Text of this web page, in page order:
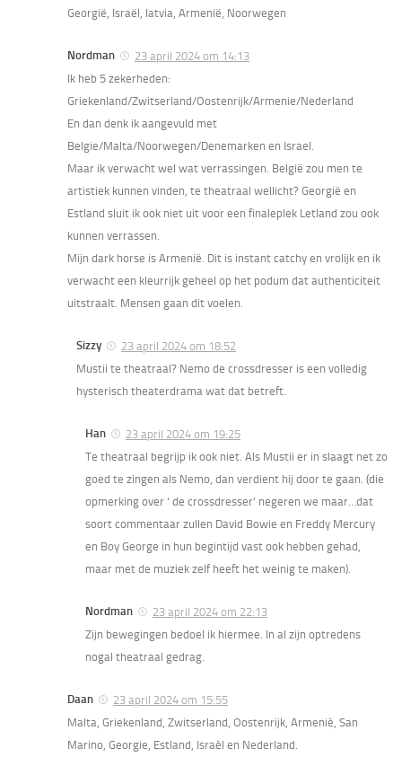
Georgië, Israël, latvia, Armenië, Noorwegen
Nordman
23 april 2024 om 14:13
Ik heb 5 zekerheden:
Griekenland/Zwitserland/Oostenrijk/Armenie/Nederland
En dan denk ik aangevuld met
Belgie/Malta/Noorwegen/Denemarken en Israel.
Maar ik verwacht wel wat verrassingen. België zou men te
artistiek kunnen vinden, te theatraal wellicht? Georgië en
Estland sluit ik ook niet uit voor een finaleplek Letland zou ook
kunnen verrassen.
Mijn dark horse is Armenië. Dit is instant catchy en vrolijk en ik
verwacht een kleurrijk geheel op het podum dat authenticiteit
uitstraalt. Mensen gaan dit voelen.
Sizzy
23 april 2024 om 18:52
Mustii te theatraal? Nemo de crossdresser is een volledig
hysterisch theaterdrama wat dat betreft.
Han
23 april 2024 om 19:25
Te theatraal begrijp ik ook niet. Als Mustii er in slaagt net zo
goed te zingen als Nemo, dan verdient hij door te gaan. (die
opmerking over ‘ de crossdresser’ negeren we maar…dat
soort commentaar zullen David Bowie en Freddy Mercury
en Boy George in hun begintijd vast ook hebben gehad,
maar met de muziek zelf heeft het weinig te maken).
Nordman
23 april 2024 om 22:13
Zijn bewegingen bedoel ik hiermee. In al zijn optredens
nogal theatraal gedrag.
Daan
23 april 2024 om 15:55
Malta, Griekenland, Zwitserland, Oostenrijk, Armeniè, San
Marino, Georgie, Estland, Israèl en Nederland.